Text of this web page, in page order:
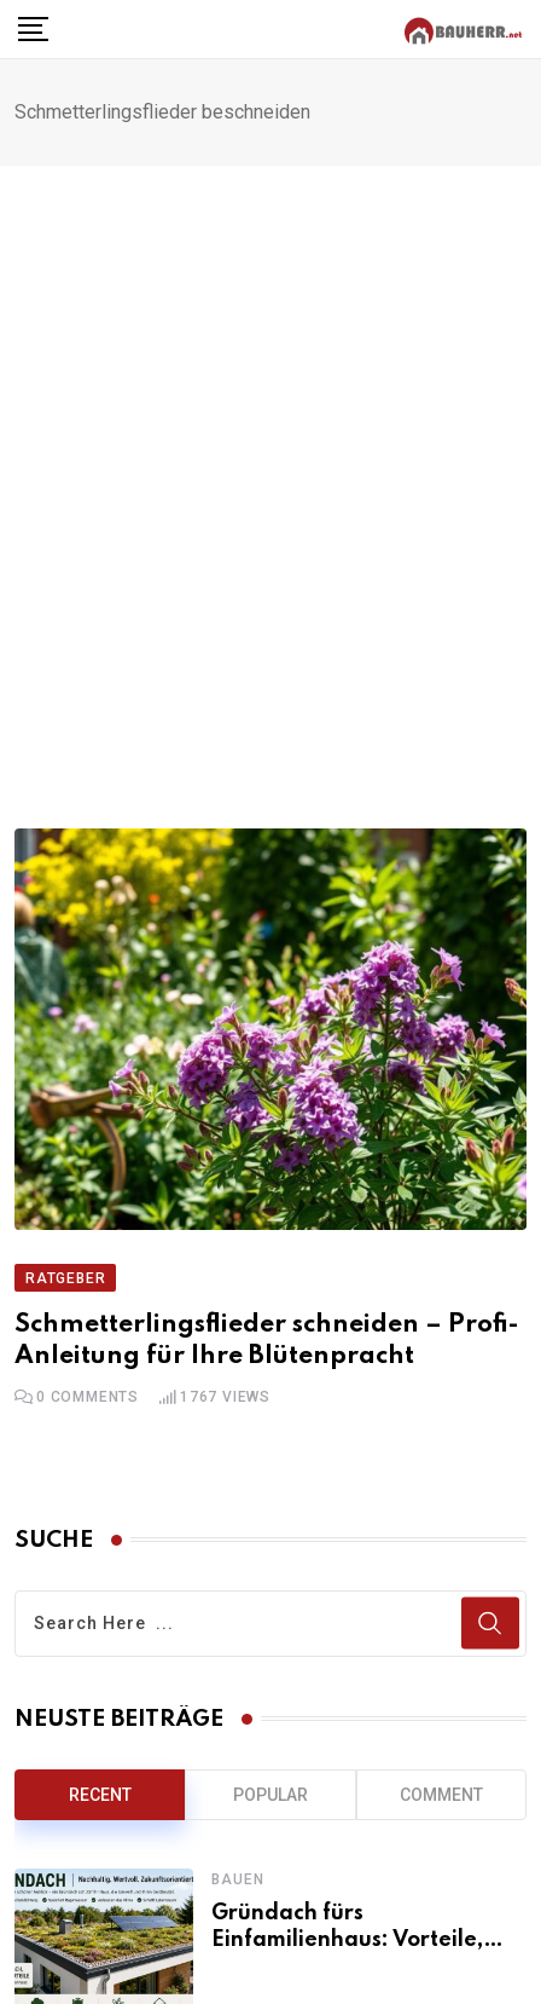
Skip
Schmetterlingsflieder beschneiden
RATGEBER
Schmetterlingsflieder schneiden – Profi-
Anleitung für Ihre Blütenpracht
0 COMMENTS 1767 VIEWS
SUCHE
NEUSTE BEITRÄGE
RECENT POPULAR COMMENT
BAUEN
Gründach fürs
Einfamilienhaus: Vorteile,